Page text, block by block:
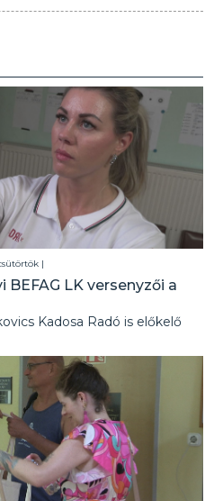
|
LK versenyzői a
Kadosa Radó is előkelő